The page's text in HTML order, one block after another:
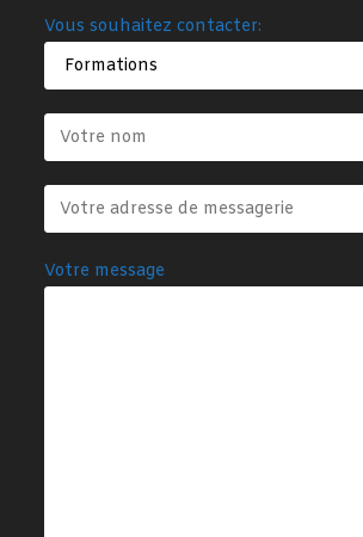
Vous souhaitez contacter:
Votre message